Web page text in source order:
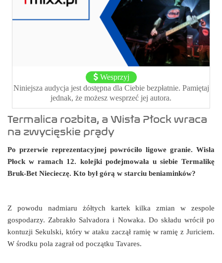
Wesprzyj
Niniejsza audycja jest dostępna dla Ciebie bezpłatnie. Pamiętaj
jednak, że możesz wesprzeć jej autora.
Termalica rozbita, a Wisła Płock wraca
na zwycięskie prądy
Po przerwie reprezentacyjnej powróciło ligowe granie. Wisła
Płock w ramach 12. kolejki podejmowała u siebie Termalikę
Bruk-Bet Niecieczę. Kto był górą w starciu beniaminków?
Z powodu nadmiaru żółtych kartek kilka zmian w zespole
gospodarzy. Zabrakło Salvadora i Nowaka. Do składu wrócił po
kontuzji Sekulski, który w ataku zaczął ramię w ramię z Juriciem.
W środku pola zagrał od początku Tavares.